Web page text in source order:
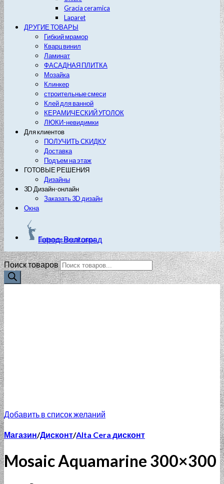
Gracia ceramica
Laparet
ДРУГИЕ ТОВАРЫ
Гибкий мрамор
Кварц винил
Ламинат
ФАСАДНАЯ ПЛИТКА
Мозайка
Клинкер
строительные смеси
Клей для ванной
КЕРАМИЧЕСКИЙ УГОЛОК
ЛЮКИ-невидимки
Для клиентов
ПОЛУЧИТЬ СКИДКУ
Доставка
Подъем на этаж
ГОТОВЫЕ РЕШЕНИЯ
Дизайны
3D Дизайн-онлайн
Заказать 3D дизайн
Окна
Город: Волгоград
Выберите другой город
Поиск товаров
Добавить в список желаний
Магазин/Дисконт/Alta Cera дисконт
Mosaic Aquamarine 300×300